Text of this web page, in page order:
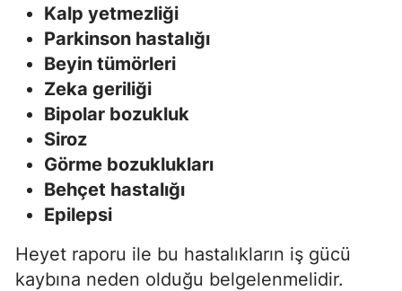
Kalp yetmezliği
Parkinson hastalığı
Beyin tümörleri
Zeka geriliği
Bipolar bozukluk
Siroz
Görme bozuklukları
Behçet hastalığı
Epilepsi
Heyet raporu ile bu hastalıkların iş gücü
kaybına neden olduğu belgelenmelidir.